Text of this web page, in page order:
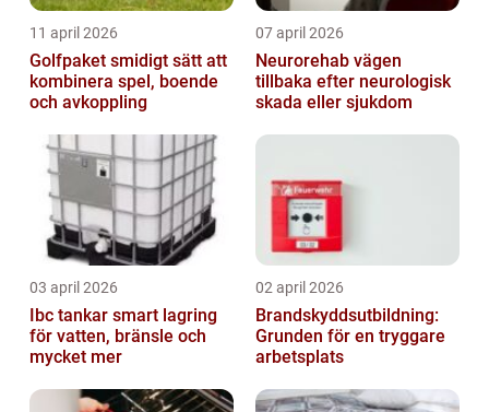
11 april 2026
Golfpaket smidigt sätt att
kombinera spel, boende
och avkoppling
07 april 2026
Neurorehab vägen
tillbaka efter neurologisk
skada eller sjukdom
03 april 2026
Ibc tankar smart lagring
för vatten, bränsle och
mycket mer
02 april 2026
Brandskyddsutbildning:
Grunden för en tryggare
arbetsplats